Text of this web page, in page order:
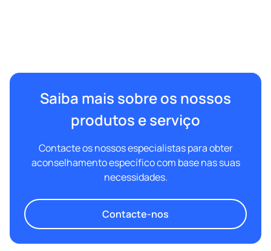
Saiba mais sobre os nossos
produtos e serviço
Contacte os nossos especialistas para obter
aconselhamento específico com base nas suas
necessidades.
Contacte-nos